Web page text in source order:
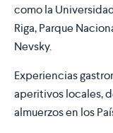
como la
Riga, Parque
Nevsky.
Experiencias
aperitivos locales,
almuerzos en los